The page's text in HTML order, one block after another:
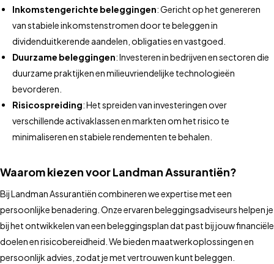
Inkomstengerichte beleggingen: Gericht op het genereren
van stabiele inkomstenstromen door te beleggen in
dividenduitkerende aandelen, obligaties en vastgoed.
Duurzame beleggingen: Investeren in bedrijven en sectoren die
duurzame praktijken en milieuvriendelijke technologieën
bevorderen.
Risicospreiding: Het spreiden van investeringen over
verschillende activaklassen en markten om het risico te
minimaliseren en stabiele rendementen te behalen.
Waarom kiezen voor Landman Assurantiën?
Bij Landman Assurantiën combineren we expertise met een
persoonlijke benadering. Onze ervaren beleggingsadviseurs helpen je
bij het ontwikkelen van een beleggingsplan dat past bij jouw financiële
doelen en risicobereidheid. We bieden maatwerkoplossingen en
persoonlijk advies, zodat je met vertrouwen kunt beleggen.